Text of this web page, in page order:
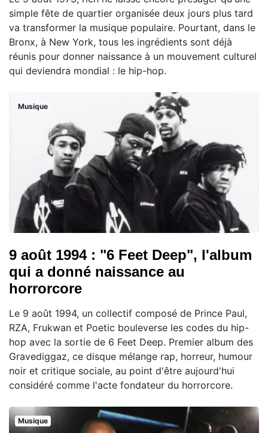
simple fête de quartier organisée deux jours plus tard
va transformer la musique populaire. Pourtant, dans le
Bronx, à New York, tous les ingrédients sont déjà
réunis pour donner naissance à un mouvement culturel
qui deviendra mondial : le hip-hop.
Musique
9 août 1994 : "6 Feet Deep", l'album
qui a donné naissance au
horrorcore
Le 9 août 1994, un collectif composé de Prince Paul,
RZA, Frukwan et Poetic bouleverse les codes du hip-
hop avec la sortie de 6 Feet Deep. Premier album des
Gravediggaz, ce disque mélange rap, horreur, humour
noir et critique sociale, au point d'être aujourd'hui
considéré comme l'acte fondateur du horrorcore.
Musique